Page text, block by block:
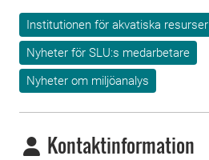
Institutionen för akvatiska resurser
Nyheter för SLU:s medarbetare
Nyheter om miljöanalys
Kontaktinformation